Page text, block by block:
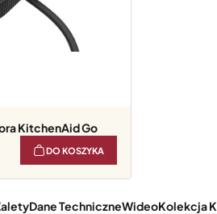
KitchenAid Go
DO KOSZYKA
Dane TechniczneWideoKolekcja